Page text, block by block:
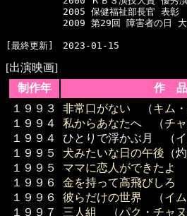
  　　　　　2005 保健福祉部長官 表彰
　　　　　2009 第29回 障害者の日
[出演映画]
制作年
作
１９９３
１９９４
１９９４
１９９５
１９９５
１９９６
１９９６
１９９７
非常口がない （キム
私からあなたへ （チ
ひとりで浮かぶ月 （
犬みたいな日の午後 （
ママに恋人ができたよ
金を持って高飛びしろ
彼らだけの世界 （イ
三人組
（パク・チャ